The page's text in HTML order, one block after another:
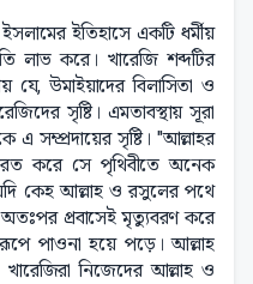
ইতিহাসে একটি ধর্মীয়
লাভ করে। খারেজি শব্দটির
যে, উমাইয়াদের বিলাসিতা ও
সৃষ্টি। এমতাবস্থায় সূরা
সম্প্রদায়ের সৃষ্টি। "আল্লাহর
করে সে পৃথিবীতে অনেক
কেহ আল্লাহ ও রসুলের পথে
প্রবাসেই মৃত্যুবরণ করে
পাওনা হয়ে পড়ে। আল্লাহ
নিজেদের আল্লাহ ও